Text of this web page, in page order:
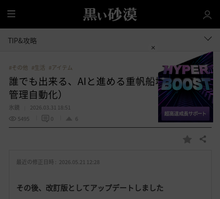
全
体
TIP&攻略
#その他 #生活 #アイテム
誰でも出来る、AIと進める重帆船増築（素材
管理自動化）
氷鏡
2026.03.31 18:51
5495
0 6
お 共有する
最近の修正日時 : 2026.05.21 12:28
その後、改訂版としてアップデートしました